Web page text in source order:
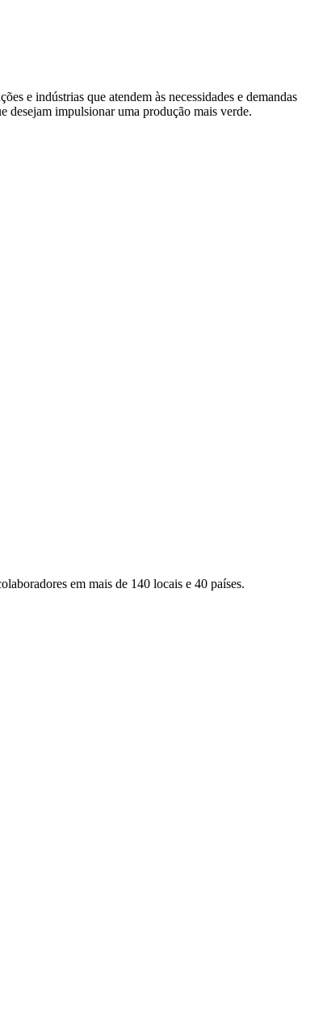
e indústrias que atendem às necessidades e demandas
desejam impulsionar uma produção mais verde.
em mais de 140 locais e 40 países.